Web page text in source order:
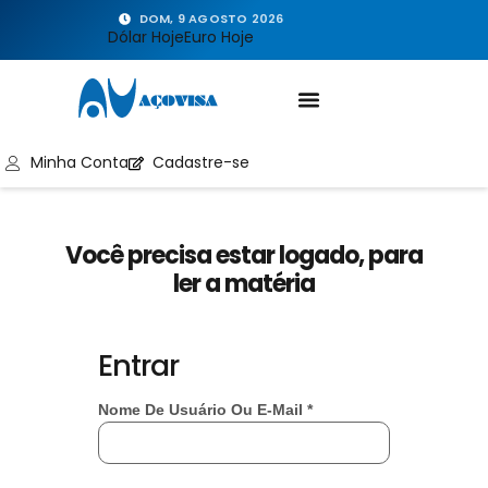
DOM, 9 AGOSTO 2026
Dólar HojeEuro Hoje
Minha Conta Cadastre-se
Você precisa estar logado, para
ler a matéria
Entrar
Nome De Usuário Ou E-Mail *